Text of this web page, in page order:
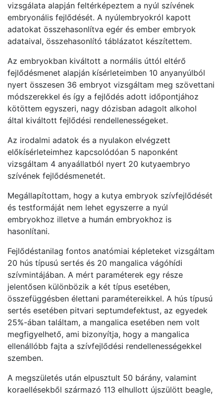
vizsgálata alapján feltérképeztem a nyúl szívének
embryonális fejlődését. A nyúlembryokról kapott
adatokat összehasonlítva egér és ember embryok
adataival, összehasonlító táblázatot készítettem.
Az embryokban kiváltott a normális úttól eltérő
fejlődésmenet alapján kísérleteimben 10 anyanyúlból
nyert összesen 36 embryot vizsgáltam meg szövettani
módszerekkel és így a fejlődés adott időpontjához
kötöttem egyszeri, nagy dózisban adagolt alkohol
által kiváltott fejlődési rendellenességeket.
Az irodalmi adatok és a nyulakon elvégzett
előkísérleteimhez kapcsolódóan 5 naponként
vizsgáltam 4 anyaállatból nyert 20 kutyaembryo
szívének fejlődésmenetét.
Megállapítottam, hogy a kutya embryok szívfejlődését
és testformáját nem lehet egyszerre a nyúl
embryokhoz illetve a humán embryokhoz is
hasonlítani.
Fejlődéstanilag fontos anatómiai képleteket vizsgáltam
20 hús típusú sertés és 20 mangalica vágóhídi
szívmintájában. A mért paraméterek egy része
jelentősen különbözik a két típus esetében,
összefüggésben élettani paramétereikkel. A hús típusú
sertés esetében pitvari septumdefektust, az egyedek
25%-ában találtam, a mangalica esetében nem volt
megfigyelhető, ami bizonyítja, hogy a mangalica
ellenállóbb fajta a szívfejlődési rendellenességekkel
szemben.
A megszületés után elpusztult 50 bárány, valamint
koraellésekből származó 113 elhullott újszülött beagle,